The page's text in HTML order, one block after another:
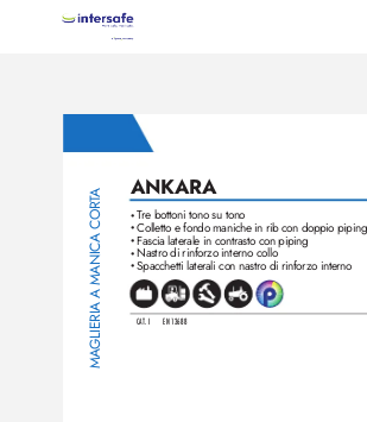
MA
GLIERIA A MANICA CORT
A
• Tre bottoni tono su tono
• Colletto e fondo maniche in rib con doppio
• Fascia laterale in contrasto con piping
• Nastro di rinforzo interno collo
• Spacchetti laterali con nastro di rinforzo interno
CAT. I EN 13688
ANKARA